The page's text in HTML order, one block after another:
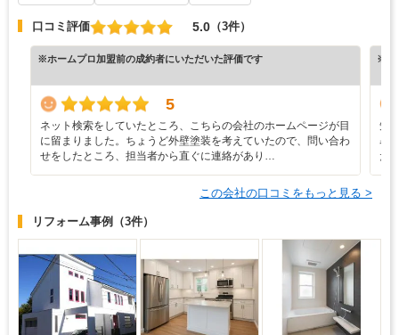
口コミ評価 5.0 （3件）
※ホームプロ加盟前の成約者にいただいた評価です
5
ネット検索をしていたところ、こちらの会社のホームページが目
に留まりました。ちょうど外壁塗装を考えていたので、問い合わ
せをしたところ、担当者から直ぐに連絡があり…
※ホ
知
暑
た
この会社の口コミをもっと見る >
リフォーム事例 （3件）